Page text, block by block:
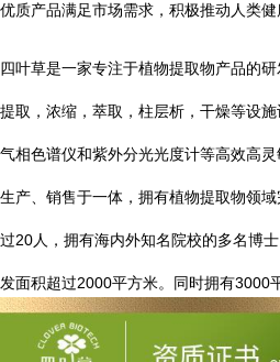
优质产品满足市场需求，积极推动人类健
四叶草是一家专注于植物提取物产品的
提取，浓缩，萃取，柱层析，干燥等设施
气相色谱仪和紫外分光光度计等高效高灵
生产、销售于一体，拥有植物提取物领
过20 人，拥有海内外知名院校的多名博
发面积超过2000平方米。同时拥有3000